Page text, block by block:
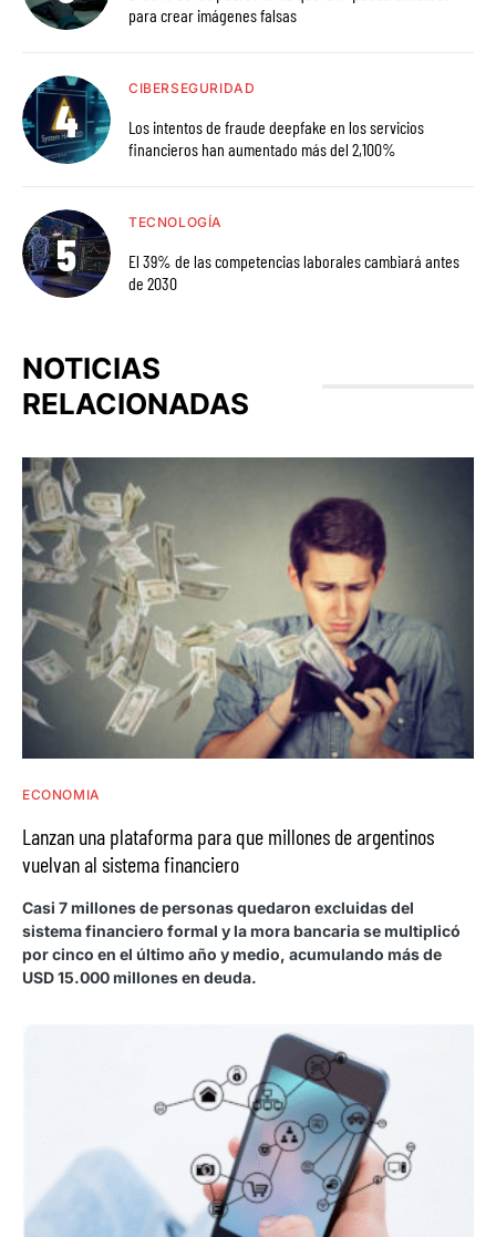
para crear imágenes falsas
CIBERSEGURIDAD
Los intentos de fraude deepfake en los servicios
financieros han aumentado más del 2,100%
TECNOLOGÍA
El 39% de las competencias laborales cambiará antes
de 2030
NOTICIAS
RELACIONADAS
ECONOMIA
Lanzan una plataforma para que millones de argentinos
vuelvan al sistema financiero
Casi 7 millones de personas quedaron excluidas del
sistema financiero formal y la mora bancaria se multiplicó
por cinco en el último año y medio, acumulando más de
USD 15.000 millones en deuda.